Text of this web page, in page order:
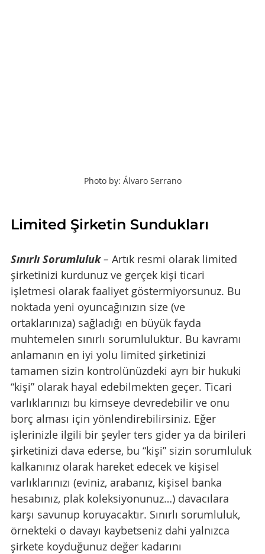
Photo by: Álvaro Serrano
Limited Şirketin Sundukları
Sınırlı Sorumluluk – Artık resmi olarak limited
şirketinizi kurdunuz ve gerçek kişi ticari
işletmesi olarak faaliyet göstermiyorsunuz. Bu
noktada yeni oyuncağınızın size (ve
ortaklarınıza) sağladığı en büyük fayda
muhtemelen sınırlı sorumluluktur. Bu kavramı
anlamanın en iyi yolu limited şirketinizi
tamamen sizin kontrolünüzdeki ayrı bir hukuki
“kişi” olarak hayal edebilmekten geçer. Ticari
varlıklarınızı bu kimseye devredebilir ve onu
borç alması için yönlendirebilirsiniz. Eğer
işlerinizle ilgili bir şeyler ters gider ya da birileri
şirketinizi dava ederse, bu “kişi” sizin sorumluluk
kalkanınız olarak hareket edecek ve kişisel
varlıklarınızı (eviniz, arabanız, kişisel banka
hesabınız, plak koleksiyonunuz…) davacılara
karşı savunup koruyacaktır. Sınırlı sorumluluk,
örnekteki o davayı kaybetseniz dahi yalnızca
şirkete koyduğunuz değer kadarını